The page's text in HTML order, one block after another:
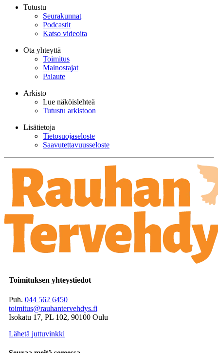
Tutustu
Seurakunnat
Podcastit
Katso videoita
Ota yhteyttä
Toimitus
Mainostajat
Palaute
Arkisto
Lue näköislehteä
Tutustu arkistoon
Lisätietoja
Tietosuojaseloste
Saavutettavuusseloste
Toimituksen yhteystiedot
Puh. 044 562 6450
toimitus@rauhantervehdys.fi
Isokatu 17, PL 102, 90100 Oulu
Lähetä juttuvinkki